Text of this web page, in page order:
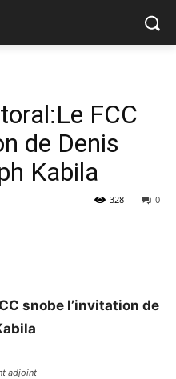
FCC
de Denis
Kabila
0
328
snobe l’invitation de
adjoint